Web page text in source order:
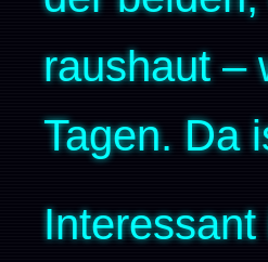
raushaut –
Tagen. Da